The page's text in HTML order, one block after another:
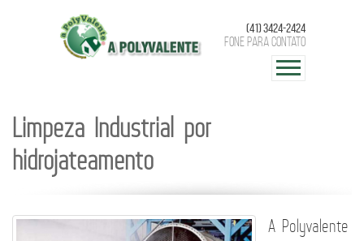
(41) 3424-2424
Fone para contato
Limpeza Industrial por
hidrojateamento
A Polyvalente